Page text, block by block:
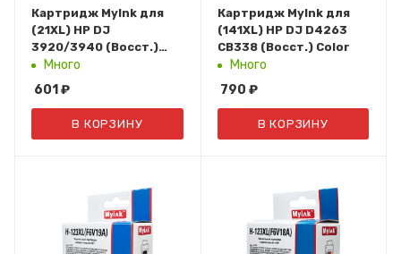
Картридж MyInk для
(21XL) HP DJ
3920/3940 (Восст.)
Black Т/У (C9351CE)
Много
601 ₽
В КОРЗИНУ
Картридж MyInk для
(141XL) HP DJ D4263
CB338 (Восст.) Color
Много
790 ₽
В КОРЗИНУ